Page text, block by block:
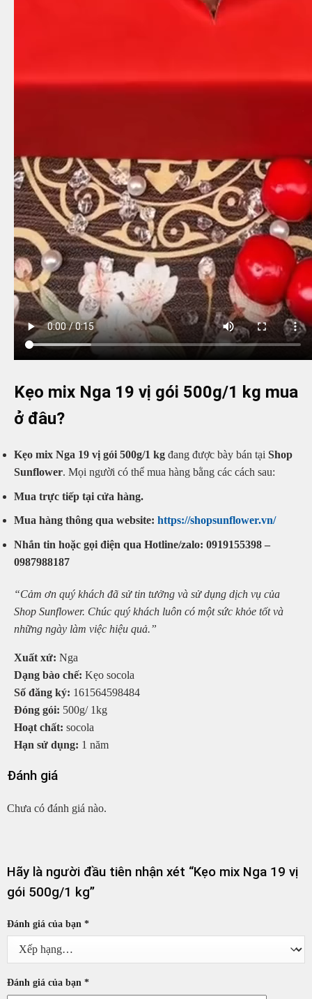
Kẹo mix Nga 19 vị gói 500g/1 kg mua
ở đâu?
Kẹo mix Nga 19 vị gói 500g/1 kg đang được bày bán tại Shop
Sunflower. Mọi người có thể mua hàng bằng các cách sau:
Mua trực tiếp tại cửa hàng.
Mua hàng thông qua website: https://shopsunflower.vn/
Nhắn tin hoặc gọi điện qua Hotline/zalo: 0919155398 –
0987988187
“Cảm ơn quý khách đã sử tin tưởng và sử dụng dịch vụ của
Shop Sunflower. Chúc quý khách luôn có một sức khỏe tốt và
những ngày làm việc hiệu quả.”
Xuất xứ: Nga
Dạng bào chế: Kẹo socola
Số đăng ký: 161564598484
Đóng gói: 500g/ 1kg
Hoạt chất: socola
Hạn sử dụng: 1 năm
Đánh giá
Chưa có đánh giá nào.
Hãy là người đầu tiên nhận xét “Kẹo mix Nga 19 vị
gói 500g/1 kg”
Đánh giá của bạn *
Đánh giá của bạn *